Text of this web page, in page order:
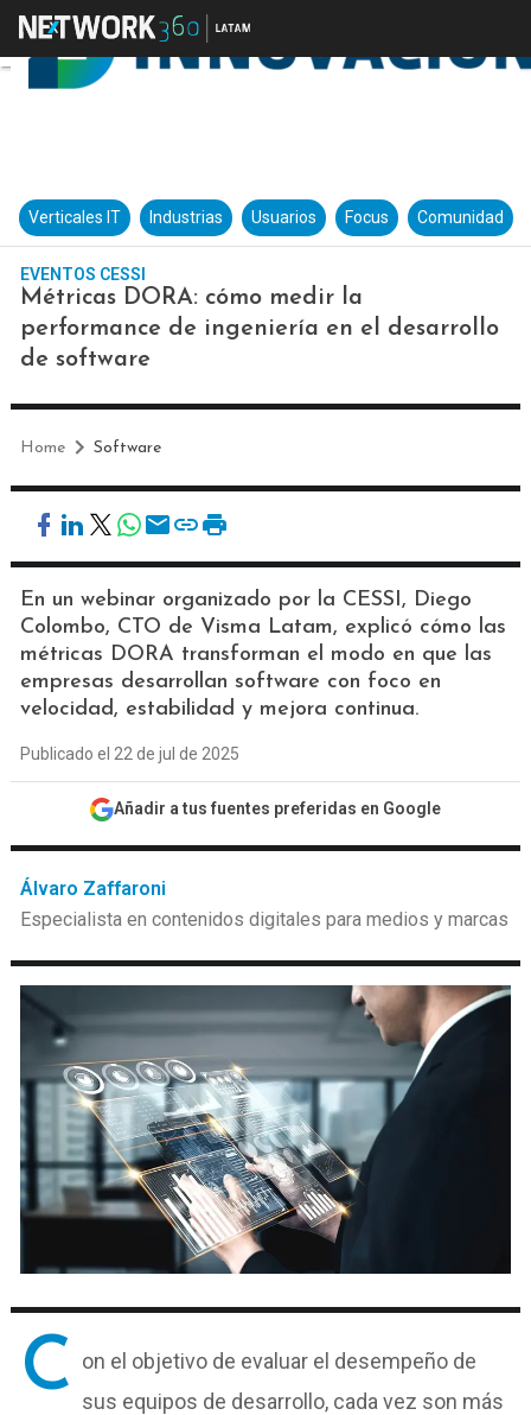
Verticales IT Industrias Usuarios Focus Comunidad
EVENTOS CESSI
Métricas DORA: cómo medir la
performance de ingeniería en el desarrollo
de software
Home Software
En un webinar organizado por la CESSI, Diego
Colombo, CTO de Visma Latam, explicó cómo las
métricas DORA transforman el modo en que las
empresas desarrollan software con foco en
velocidad, estabilidad y mejora continua.
Publicado el 22 de jul de 2025
Añadir a tus fuentes preferidas en Google
Álvaro Zaffaroni
Especialista en contenidos digitales para medios y marcas
C on el objetivo de evaluar el desempeño de
sus equipos de desarrollo, cada vez son más